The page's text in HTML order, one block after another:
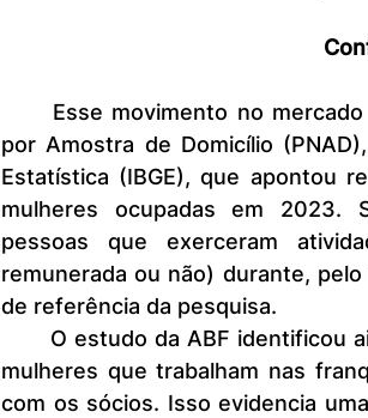
por Amostra de Domicílio
Estatística (IBGE), que apontou
mulheres ocupadas em 2023.
pessoas que exerceram
remunerada ou não) durante,
de referência da pesquisa.
mulheres que trabalham nas
com os sócios. Isso evidencia